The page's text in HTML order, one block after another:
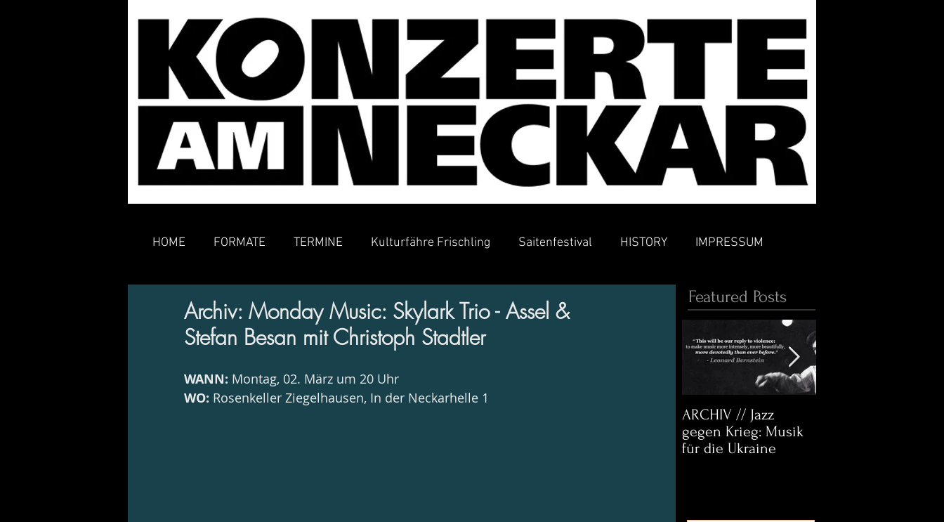
Archiv: Monday Music: Skylark Trio - Assel &
Stefan Besan mit Christoph Stadtler
WANN: Montag, 02. März um 20 Uhr
WO: Rosenkeller Ziegelhausen, In der Neckarhelle 1
Featured Posts
ARCHIV // Jazz
gegen Krieg: Musik
für die Ukraine
HOME FORMATE TERMINE Kulturfähre Frischling Saitenfestival HISTORY IMPRESSUM